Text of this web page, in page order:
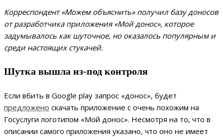
Корреспондент «Можем объяснить» получил базу доносов
от разработчика приложения «Мой донос», которое
задумывалось как шуточное, но оказалось популярным и
среди настоящих стукачей.
Шутка вышла из-под контроля
Если вбить в Google play запрос «донос», будет
предложено скачать приложение с очень похожим на
Госуслуги логотипом «Мой донос». Несмотря на то, что в
описании самого приложения указано, что оно не имеет